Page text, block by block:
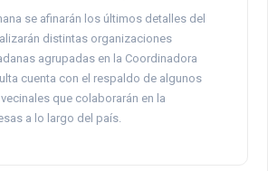
se afinarán los últimos detalles del
distintas organizaciones
agrupadas en la Coordinadora
cuenta con el respaldo de algunos
que colaborarán en la
a lo largo del país.